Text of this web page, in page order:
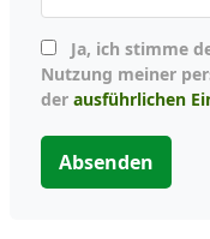
Nutzung meiner
der ausführlichen
Absenden